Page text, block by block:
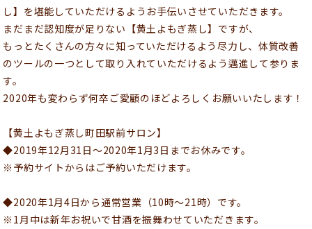
し】を堪能していただけるようお手伝いさせていただきます。
まだまだ認知度が足りない【黄土よもぎ蒸し】ですが、
もっとたくさんの方々に知っていただけるよう尽力し、体質改善
のツールの一つとして取り入れていただけるよう邁進して参りま
す。
2020年も変わらず何卒ご愛顧のほどよろしくお願いいたします！
【黄土よもぎ蒸し町田駅前サロン】
◆2019年12月31日～2020年1月3日までお休みです。
※予約サイトからはご予約いただけます。
◆2020年1月4日から通常営業（10時～21時）です。
※1月中は新年お祝いで甘酒を振舞わせていただきます。